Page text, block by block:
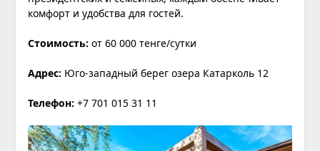
комфорт и удобства для гостей.
Стоимость: от 60 000 тенге/сутки
Адрес: Юго-западный берег озера Катарколь 12
Телефон: +7 701 015 31 11